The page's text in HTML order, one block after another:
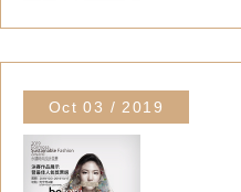
Oct 03 / 2019